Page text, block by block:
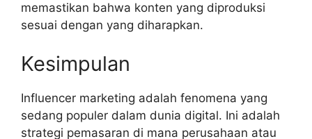
memastikan bahwa konten yang diproduksi
sesuai dengan yang diharapkan.
Kesimpulan
Influencer marketing adalah fenomena yang
sedang populer dalam dunia digital. Ini adalah
strategi pemasaran di mana perusahaan atau